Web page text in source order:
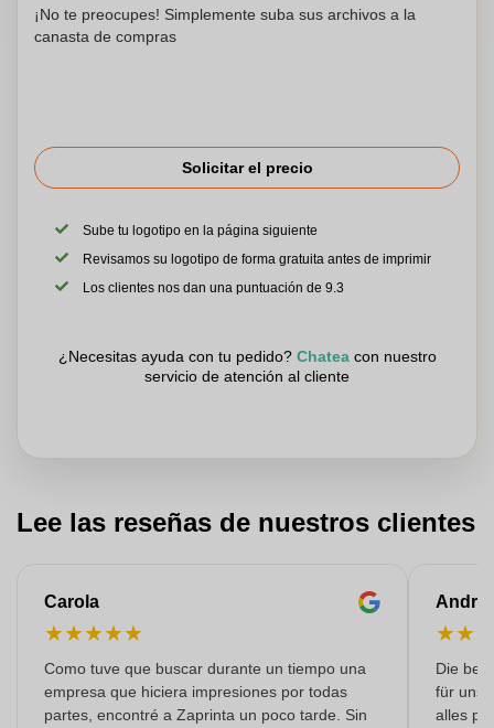
¡No te preocupes! Simplemente suba sus archivos a la
canasta de compras
Solicitar el precio
Sube tu logotipo en la página siguiente
Revisamos su logotipo de forma gratuita antes de imprimir
Los clientes nos dan una puntuación de 9.3
¿Necesitas ayuda con tu pedido? Chateacon nuestro
servicio de atención al cliente
Lee las reseñas de nuestros clientes
Carola
★★★★★
Como tuve que buscar durante un tiempo una
empresa que hiciera impresiones por todas
partes, encontré a Zaprinta un poco tarde. Sin
★★
Die
für
alles